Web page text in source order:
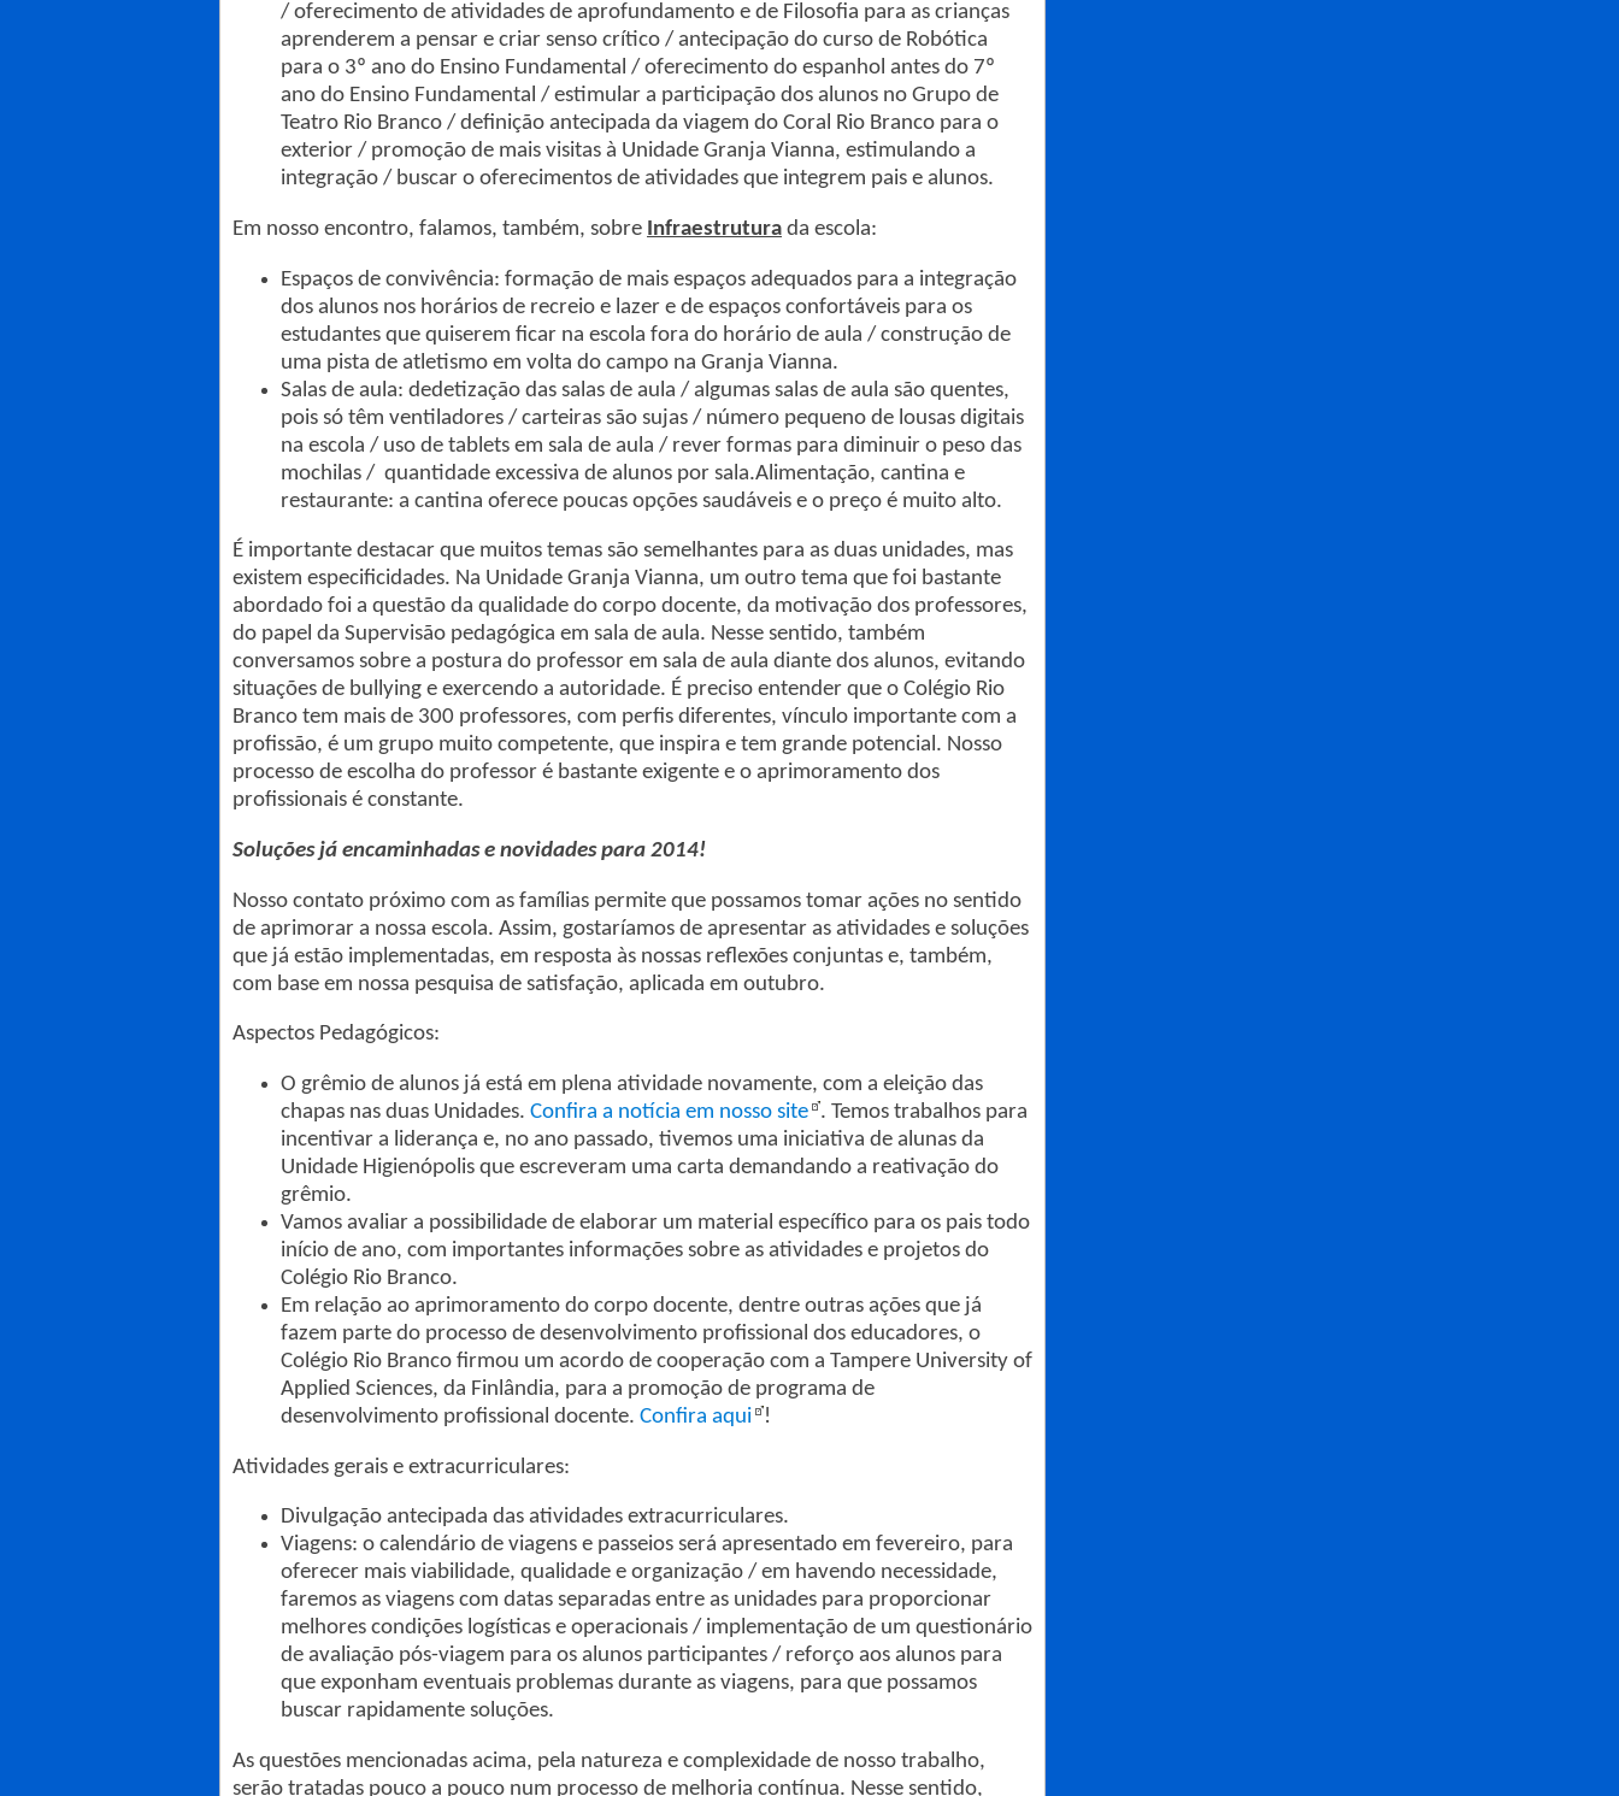
/ oferecimento de atividades de aprofundamento e de Filosofia para as crianças
aprenderem a pensar e criar senso crítico / antecipação do curso de Robótica
para o 3º ano do Ensino Fundamental / oferecimento do espanhol antes do 7º
ano do Ensino Fundamental / estimular a participação dos alunos no Grupo de
Teatro Rio Branco / definição antecipada da viagem do Coral Rio Branco para o
exterior / promoção de mais visitas à Unidade Granja Vianna, estimulando a
integração / buscar o oferecimentos de atividades que integrem pais e alunos.
Em nosso encontro, falamos, também, sobre Infraestrutura da escola:
Espaços de convivência: formação de mais espaços adequados para a integração
dos alunos nos horários de recreio e lazer e de espaços confortáveis para os
estudantes que quiserem ficar na escola fora do horário de aula / construção de
uma pista de atletismo em volta do campo na Granja Vianna.
Salas de aula: dedetização das salas de aula / algumas salas de aula são quentes,
pois só têm ventiladores / carteiras são sujas / número pequeno de lousas digitais
na escola / uso de tablets em sala de aula / rever formas para diminuir o peso das
mochilas / quantidade excessiva de alunos por sala.Alimentação, cantina e
restaurante: a cantina oferece poucas opções saudáveis e o preço é muito alto.
É importante destacar que muitos temas são semelhantes para as duas unidades, mas
existem especificidades. Na Unidade Granja Vianna, um outro tema que foi bastante
abordado foi a questão da qualidade do corpo docente, da motivação dos professores,
do papel da Supervisão pedagógica em sala de aula. Nesse sentido, também
conversamos sobre a postura do professor em sala de aula diante dos alunos, evitando
situações de bullying e exercendo a autoridade. É preciso entender que o Colégio Rio
Branco tem mais de 300 professores, com perfis diferentes, vínculo importante com a
profissão, é um grupo muito competente, que inspira e tem grande potencial. Nosso
processo de escolha do professor é bastante exigente e o aprimoramento dos
profissionais é constante.
Soluções já encaminhadas e novidades para 2014!
Nosso contato próximo com as famílias permite que possamos tomar ações no sentido
de aprimorar a nossa escola. Assim, gostaríamos de apresentar as atividades e soluções
que já estão implementadas, em resposta às nossas reflexões conjuntas e, também,
com base em nossa pesquisa de satisfação, aplicada em outubro.
Aspectos Pedagógicos:
O grêmio de alunos já está em plena atividade novamente, com a eleição das
chapas nas duas Unidades. Confira a notícia em nosso site . Temos trabalhos para
incentivar a liderança e, no ano passado, tivemos uma iniciativa de alunas da
Unidade Higienópolis que escreveram uma carta demandando a reativação do
grêmio.
Vamos avaliar a possibilidade de elaborar um material específico para os pais todo
início de ano, com importantes informações sobre as atividades e projetos do
Colégio Rio Branco.
Em relação ao aprimoramento do corpo docente, dentre outras ações que já
fazem parte do processo de desenvolvimento profissional dos educadores, o
Colégio Rio Branco firmou um acordo de cooperação com a Tampere University of
Applied Sciences, da Finlândia, para a promoção de programa de
desenvolvimento profissional docente. Confira aqui !
Atividades gerais e extracurriculares:
Divulgação antecipada das atividades extracurriculares.
Viagens: o calendário de viagens e passeios será apresentado em fevereiro, para
oferecer mais viabilidade, qualidade e organização / em havendo necessidade,
faremos as viagens com datas separadas entre as unidades para proporcionar
melhores condições logísticas e operacionais / implementação de um questionário
de avaliação pós-viagem para os alunos participantes / reforço aos alunos para
que exponham eventuais problemas durante as viagens, para que possamos
buscar rapidamente soluções.
As questões mencionadas acima, pela natureza e complexidade de nosso trabalho,
serão tratadas pouco a pouco num processo de melhoria contínua. Nesse sentido,